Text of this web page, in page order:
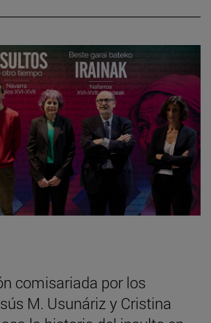
comisariada por los
M. Usunáriz y Cristina